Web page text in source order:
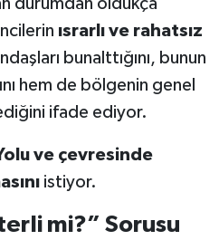
durumdan oldukça
ısrarlı ve rahatsız
bunalttığını, bunun
hem de bölgenin genel
ifade ediyor.
ve çevresinde
istiyor.
mi?” Sorusu